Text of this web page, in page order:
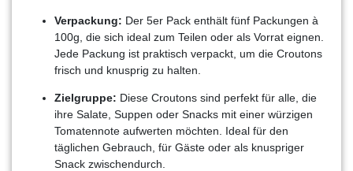
Verpackung: Der 5er Pack enthält fünf Packungen à
100g, die sich ideal zum Teilen oder als Vorrat eignen.
Jede Packung ist praktisch verpackt, um die Croutons
frisch und knusprig zu halten.
Zielgruppe: Diese Croutons sind perfekt für alle, die
ihre Salate, Suppen oder Snacks mit einer würzigen
Tomatennote aufwerten möchten. Ideal für den
täglichen Gebrauch, für Gäste oder als knuspriger
Snack zwischendurch.